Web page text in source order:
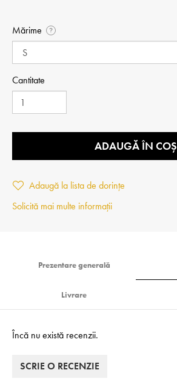
Mărime ?
Cantitate
ADAUGĂ ÎN COȘ
Adaugă la lista de dorințe
Solicită mai multe informații
Prezentare generală
Livrare
Încă nu există recenzii.
SCRIE O RECENZIE